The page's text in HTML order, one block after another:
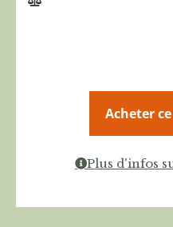
Acheter
Plus d'infos